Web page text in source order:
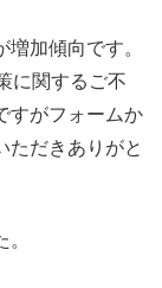
加傾向です。
に関するご不
すがフォームか
ただきありがと